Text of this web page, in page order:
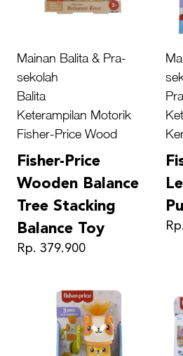
Mainan Balita & Pra-
sekolah
Balita
Keterampilan Motorik
Fisher-Price Wood
Fisher-Price
Wooden Balance
Tree Stacking
Balance Toy
Rp. 379.900